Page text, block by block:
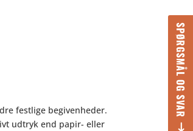
SPØRGSMÅL OG SVAR
festlige begivenheder.
udtryk end papir- eller